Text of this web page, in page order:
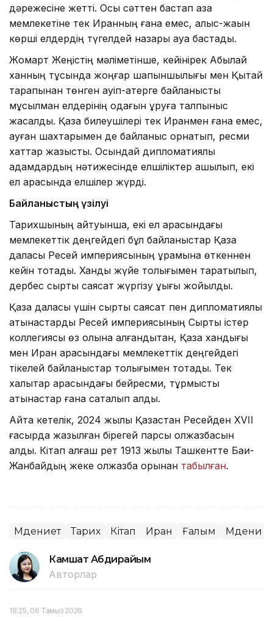
дәрежесіне жетті. Осы сәттен бастап қазақ
мемлекетіне тек Иранның ғана емес, алыс-жақын
көрші елдердің түгелдей назары ауа бастады.
Жомарт Жеңістің мәліметінше, кейінірек Абылай
ханның тұсында жоңғар шапқыншылығы мен Қытай
тарапынан төнген қауіп-қатерге байланысты
мұсылман елдерінің одағын құруға талпыныс
жасалды. Қазақ билеушілері тек Иранмен ғана емес,
ауған шахтарымен де байланыс орнатып, ресми
хаттар жазысты. Осындай дипломатиялық
қадамдардың нәтижесінде елшіліктер ашылып, екі
ел арасында елшілер жүрді.
Байланыстың үзілуі
Тарихшының айтуынша, екі ел арасындағы
мемлекеттік деңгейдегі бұл байланыстар Қазақ
даласы Ресей империясының құрамына өткеннен
кейін тоқтады. Хандық жүйе толығымен таратылып,
дербес сыртқы саясат жүргізу құқығы жойылды.
Қазақ даласы үшін сыртқы саясат пен дипломатиялық
қатынастарды Ресей империясының Сыртқы істер
коллегиясы өз қолына алғандықтан, Қазақ хандығы
мен Иран арасындағы мемлекеттік деңгейдегі
тікелей байланыстар толығымен тоқтады. Тек
халықтар арасындағы бейресми, тұрмыстық
қатынастар ғана сақталып қалды.
Айта кетелік, 2024 жылы Қазақстан Ресейден XVII
ғасырда жазылған бірегей парсы қолжазбасын
алды. Кітап алғаш рет 1913 жылы Ташкентте Бақи-
Жанбайдың жеке қолжазба қорынан табылған.
Мәдениет Тарих Кітап Иран Ғалым Мәдени
Камшат Абдирайым
Авторлар
18:25, 06 Тамыз 2026